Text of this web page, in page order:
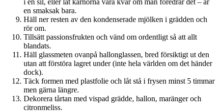
en smaksak bara.
Häll ner resten av den kondenserade mjölken i grädden och
rör om.
Tillsätt passionsfrukten och vänd om ordentligt så att allt
blandats.
Häll glassmeten ovanpå hallonglassen, bred försiktigt ut den
utan att förstöra lagret under (inte hela världen om det händer
dock).
Täck formen med plastfolie och låt stå i frysen minst 5 timmar
men gärna längre.
Dekorera tårtan med vispad grädde, hallon, maränger och
citronmeliss.